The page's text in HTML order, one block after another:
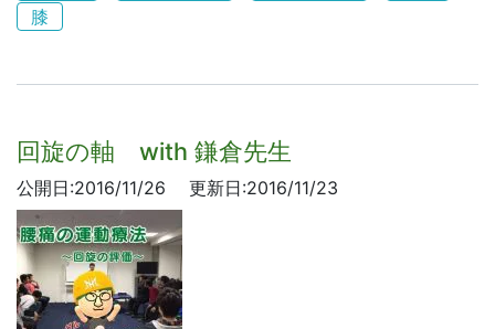
膝
回旋の軸 with 鎌倉先生
公開日:2016/11/26 更新日:2016/11/23